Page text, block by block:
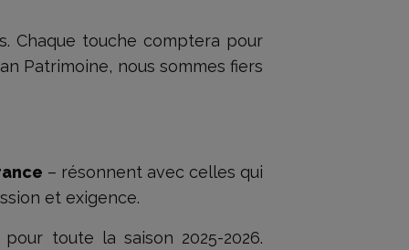
Chaque touche comptera pour
Patrimoine, nous sommes fiers
– résonnent avec celles qui
et exigence.
toute la saison 2025-2026.